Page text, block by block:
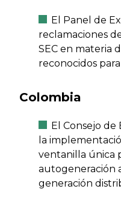
El Panel de
reclamaciones
SEC en materia
reconocidos
Colombia
El Consejo de
la
ventanilla única
autogeneración
generación